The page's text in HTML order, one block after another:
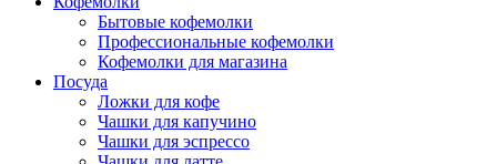
Бытовые кофемолки
Профессиональные кофемолки
Кофемолки для магазина
Посуда
Ложки для кофе
Чашки для капучино
Чашки для эспрессо